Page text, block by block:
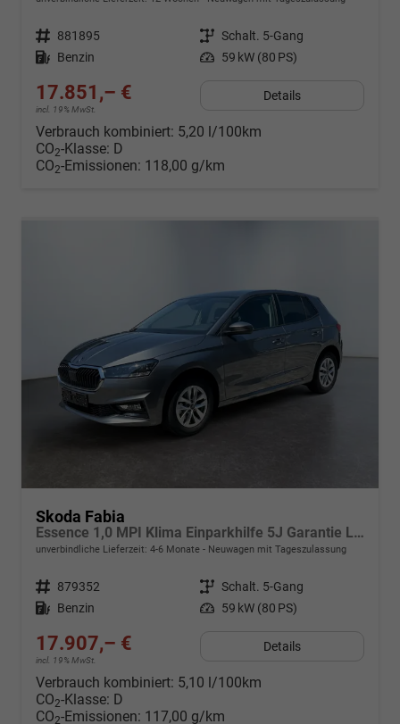
Fahrzeugnr. 881895 Getriebe Schalt. 5-Gang
Kraftstoff Benzin Leistung 59 kW (80 PS)
17.851,– €
incl. 19% MwSt.
Details
Verbrauch kombiniert: 5,20 l/100km
CO2-Klasse: D
CO2-Emissionen: 118,00 g/km
Skoda Fabia
Essence 1,0 MPI Klima Einparkhilfe 5J Garantie LED Scheinwerfer Bluetooth
unverbindliche Lieferzeit: 4-6 Monate Neuwagen mit Tageszulassung
Fahrzeugnr. 879352 Getriebe Schalt. 5-Gang
Kraftstoff Benzin Leistung 59 kW (80 PS)
17.907,– €
incl. 19% MwSt.
Details
Verbrauch kombiniert: 5,10 l/100km
CO2-Klasse: D
CO2-Emissionen: 117,00 g/km